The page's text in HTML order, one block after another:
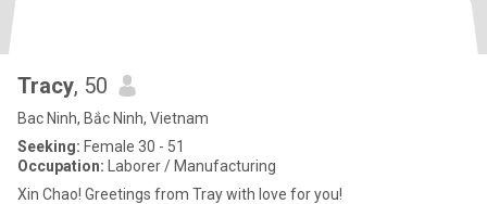
Tracy, 50
Bac Ninh, Bắc Ninh, Vietnam
Seeking: Female 30 - 51
Occupation: Laborer / Manufacturing
Xin Chao! Greetings from Tray with love for you!